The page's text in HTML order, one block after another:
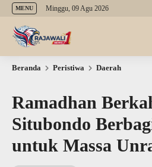
MENU Minggu, 09 Agu 2026
Beranda Peristiwa Daerah
Ramadhan
Situbondo
untuk Massa